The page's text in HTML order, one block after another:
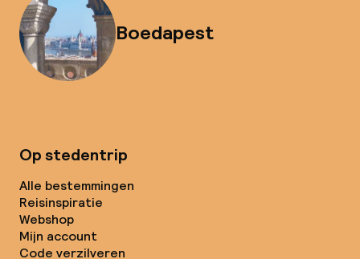
Boedapest
Op stedentrip
Alle bestemmingen
Reisinspiratie
Webshop
Mijn account
Code verzilveren